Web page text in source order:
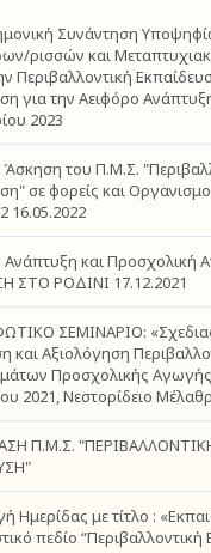
Συνάντηση
ρισσών και
Περιβαλλοντική
για την Αειφόρο
2023
Άσκηση του Π.Μ.Σ.
σε φορείς και
16.05.2022
Ανάπτυξη και Προσχολική
ΣΤΟ ΡΟΔΙΝΙ 17.12.2021
ΣΕΜΙΝΑΡΙΟ:
και Αξιολόγηση
Προσχολικής
2021, Νεστορίδειο
Π.Μ.Σ.
Ημερίδας με τίτλο :
πεδίο “Περιβαλλοντική